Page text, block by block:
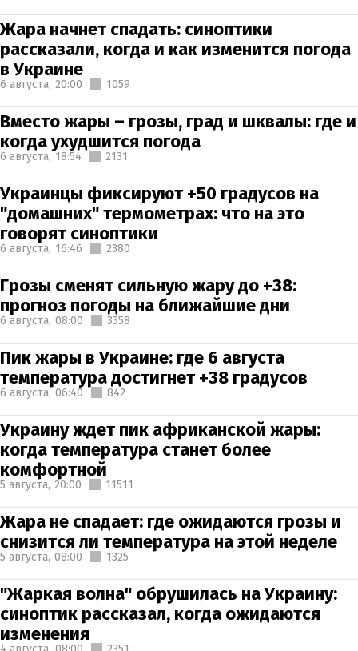
Жара начнет спадать: синоптики
рассказали, когда и как изменится погода
в Украине
6 августа, 20:00 1059
Вместо жары – грозы, град и шквалы: где и
когда ухудшится погода
6 августа, 18:54 2131
Украинцы фиксируют +50 градусов на
"домашних" термометрах: что на это
говорят синоптики
6 августа, 16:46 2380
Грозы сменят сильную жару до +38:
прогноз погоды на ближайшие дни
6 августа, 08:00 3358
Пик жары в Украине: где 6 августа
температура достигнет +38 градусов
6 августа, 06:40 842
Украину ждет пик африканской жары:
когда температура станет более
комфортной
5 августа, 20:00 11511
Жара не спадает: где ожидаются грозы и
снизится ли температура на этой неделе
5 августа, 08:00 1325
"Жаркая волна" обрушилась на Украину:
синоптик рассказал, когда ожидаются
изменения